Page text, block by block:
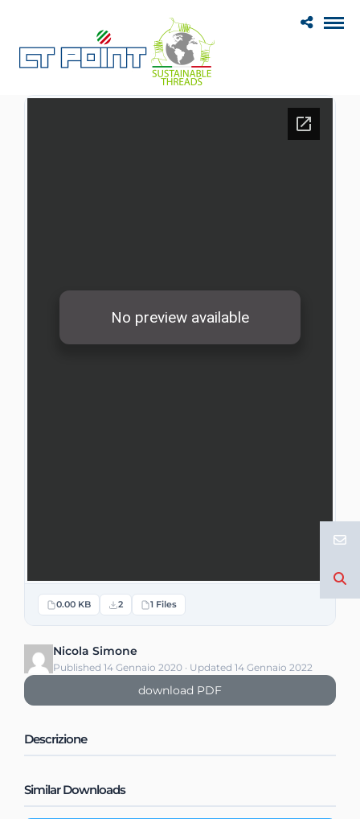
0.00 KB 2 1 Files
Nicola Simone
Published 14 Gennaio 2020 · Updated 14 Gennaio 2022
download PDF
Descrizione
Similar Downloads